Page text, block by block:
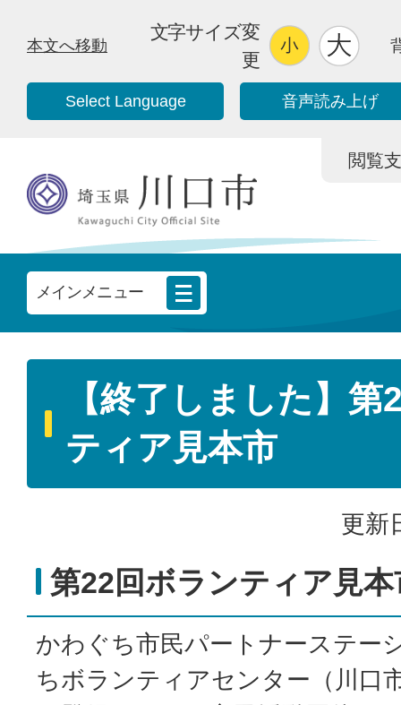
本文へ移動
文字サイズ変
更
Select Language 音声読み上げ
閲覧
メインメニュー
【終了しました】
ティア見本市
更新
第22回ボランティア見本
かわぐち市民パートナーステー
ちボランティアセンター（川口